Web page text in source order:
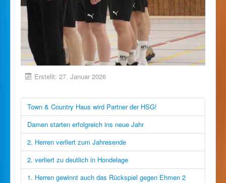
Erstellt: 27. Januar 2026
Town & Country Haus wird Partner der HSG!
Damen starten erfolgreich ins neue Jahr
2. Herren verliert zum Jahresende
2. verliert zu deutlich in Hondelage
1. Herren gewinnt auch das Rückspiel gegen Ehmen 2